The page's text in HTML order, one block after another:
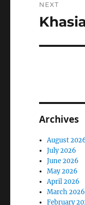
NEXT
Next
Archives
August
July 2026
June 2026
May 2026
April 2026
March 2026
February